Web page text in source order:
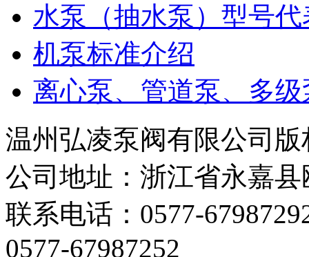
水泵（抽水泵）型号
机泵标准介绍
离心泵、管道泵、多
温州弘凌泵阀有限公司
公司地址：浙江省永嘉
联系电话：0577-
0577-67987252